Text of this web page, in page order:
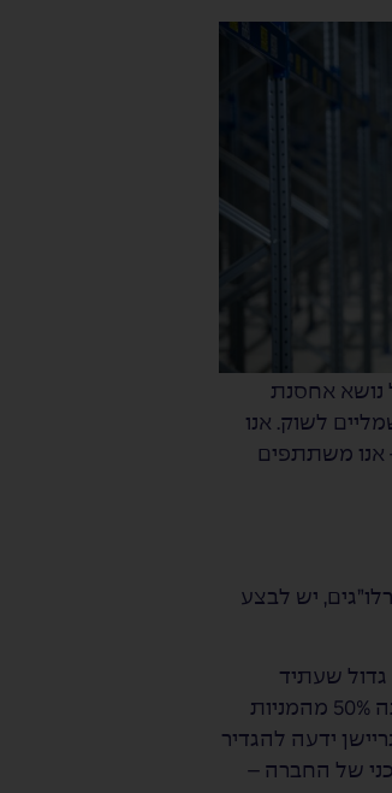
מענה לכל נושא אחסנת
לשוק. אנו
אנו משתתפים
יש לבצע
שעתיד
להשקיע בחברה ובתשתיות הנדרשות לה לטובת צמיחה. החברה שנקראה עד אז פרידנזון מרכזים לוגיסטיים, הקצתה 50% מהמניות
ידעה להגדיר
של החברה –